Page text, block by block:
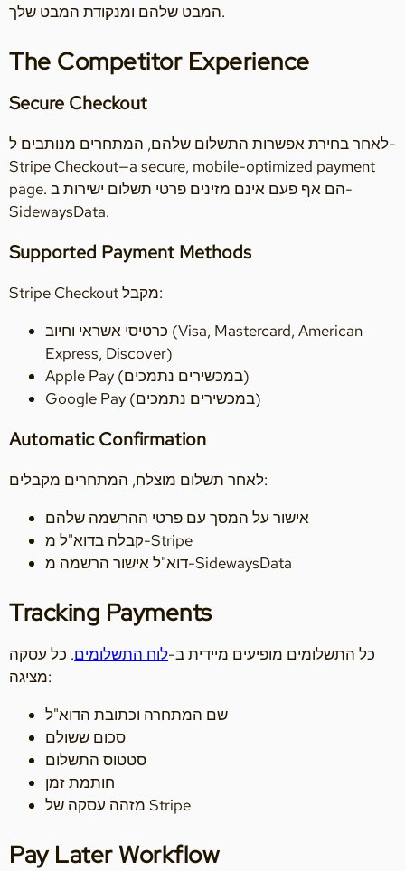
המבט שלהם ומנקודת המבט שלך.
The Competitor Experience
Secure Checkout
לאחר בחירת אפשרות התשלום שלהם, המתחרים מנותבים ל-
Stripe Checkout—a secure, mobile-optimized payment
page. הם אף פעם אינם מזינים פרטי תשלום ישירות ב-
SidewaysData.
Supported Payment Methods
Stripe Checkout מקבל:
כרטיסי אשראי וחיוב (Visa, Mastercard, American
Express, Discover)
Apple Pay (במכשירים נתמכים)
Google Pay (במכשירים נתמכים)
Automatic Confirmation
לאחר תשלום מוצלח, המתחרים מקבלים:
אישור על המסך עם פרטי ההרשמה שלהם
קבלה בדוא"ל מ-Stripe
דוא"ל אישור הרשמה מ-SidewaysData
Tracking Payments
כל התשלומים מופיעים מיידית ב-לוח התשלומים. כל עסקה
מציגה:
שם המתחרה וכתובת הדוא"ל
סכום ששולם
סטטוס התשלום
חותמת זמן
מזהה עסקה של Stripe
Pay Later Workflow